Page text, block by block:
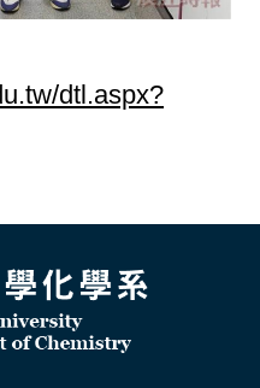
dtl.aspx?